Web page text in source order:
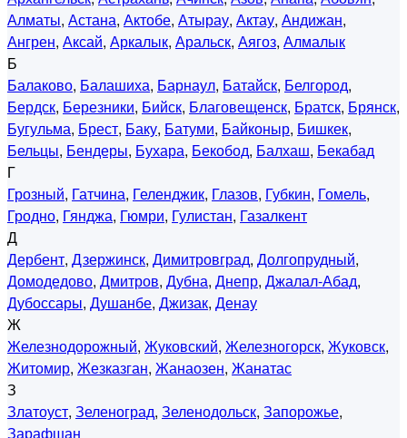
Алматы, Астана, Актобе, Атырау, Актау, Андижан,
Ангрен, Аксай, Аркалык, Аральск, Аягоз, Алмалык
Б
Балаково, Балашиха, Барнаул, Батайск, Белгород,
Бердск, Березники, Бийск, Благовещенск, Братск, Брянск,
Бугульма, Брест, Баку, Батуми, Байконыр, Бишкек,
Бельцы, Бендеры, Бухара, Бекобод, Балхаш, Бекабад
Г
Грозный, Гатчина, Геленджик, Глазов, Губкин, Гомель,
Гродно, Гянджа, Гюмри, Гулистан, Газалкент
Д
Дербент, Дзержинск, Димитровград, Долгопрудный,
Домодедово, Дмитров, Дубна, Днепр, Джалал-Абад,
Дубоссары, Душанбе, Джизак, Денау
Ж
Железнодорожный, Жуковский, Железногорск, Жуковск,
Житомир, Жезказган, Жанаозен, Жанатас
З
Златоуст, Зеленоград, Зеленодольск, Запорожье,
Зарафшан